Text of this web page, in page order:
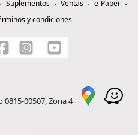
Suplementos Ventas
e-Paper
y condiciones
0815-00507, Zona 4